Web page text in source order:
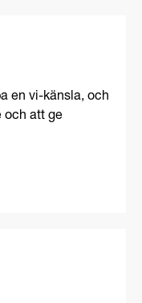
en vi-känsla, och
och att ge